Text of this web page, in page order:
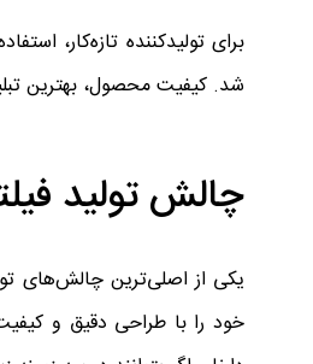
برای تولیدکننده تازه‌کار،
شد. کیفیت محصول، بهترین
چالش تولید
یکی از اصلی‌ترین چالش‌های
خود را با طراحی دقیق و